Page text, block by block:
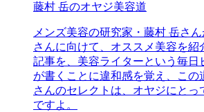
藤村 岳のオヤジ美容道
メンズ美容の研究家・藤村 岳さ
さんに向けて、オススメ美容を紹
記事を、美容ライターという毎日
が書くことに違和感を覚え、この
さんのセレクトは、オヤジにとっ
ですよ。